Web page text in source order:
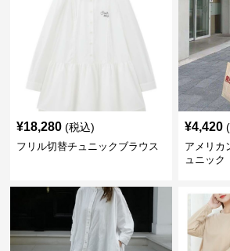
¥18,280 (税込)
フリル切替チュニックブラウス
¥4,420
アメリカ
ュニック